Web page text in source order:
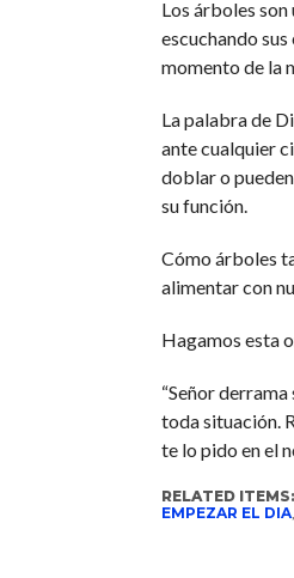
Los árboles
escuchando
momento de la
La palabra de
ante cualquier
doblar o
su función.
Cómo árboles
alimentar con
Hagamos esta
“Señor
toda situación.
te lo pido en el
RELATED ITEMS:
EMPEZAR EL DIA,